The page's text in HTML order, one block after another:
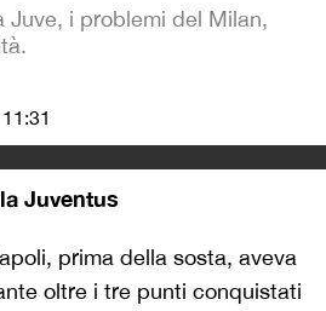
Juve, i problemi del Milan,
Juventus
prima della sosta, aveva
oltre i tre punti conquistati